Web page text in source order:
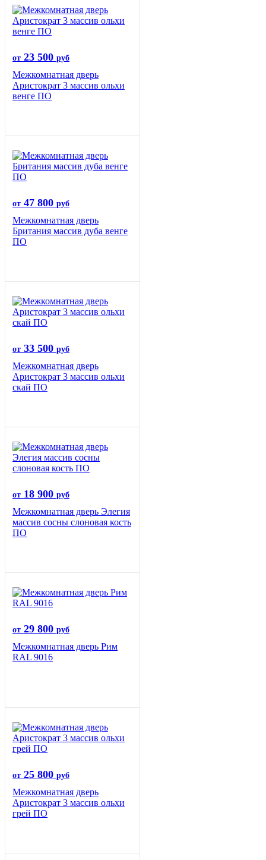
от 23 500 руб
Межкомнатная дверь
Аристократ 3 массив ольхи
венге ПО
от 47 800 руб
Межкомнатная дверь
Британия массив дуба венге
ПО
от 33 500 руб
Межкомнатная дверь
Аристократ 3 массив ольхи
скай ПО
от 18 900 руб
Межкомнатная дверь Элегия
массив сосны слоновая кость
ПО
от 29 800 руб
Межкомнатная дверь Рим
RAL 9016
от 25 800 руб
Межкомнатная дверь
Аристократ 3 массив ольхи
грей ПО